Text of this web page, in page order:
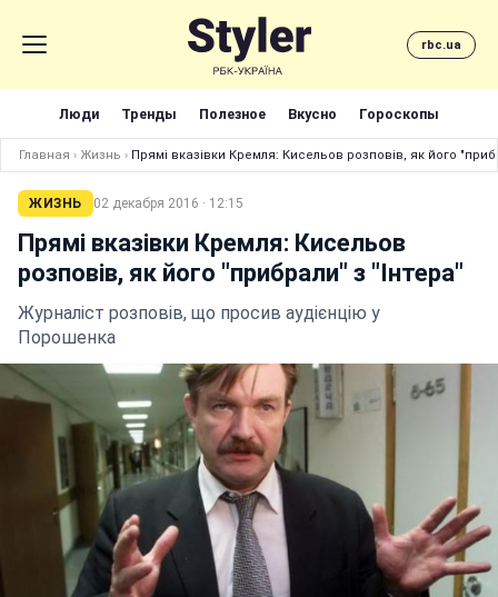
rbc.ua
Люди Тренды Полезное Вкусно Гороскопы
Главная › Жизнь › Прямі вказівки Кремля: Кисельов розповів, як його
ЖИЗНЬ 02 декабря 2016 · 12:15
Прямі вказівки Кремля: Кисельов
розповів, як його "прибрали" з "Інтера"
Журналіст розповів, що просив аудієнцію у
Порошенка